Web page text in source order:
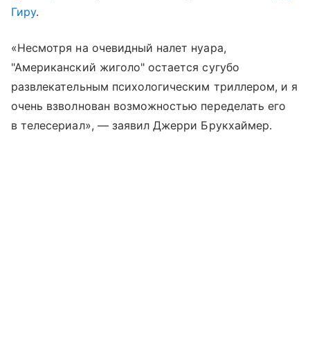
Гиру.
«Несмотря на очевидный налет нуара,
"Американский жиголо" остается сугубо
развлекательным психологическим триллером, и я
очень взволнован возможностью переделать его
в телесериал», — заявил Джерри Брукхаймер.